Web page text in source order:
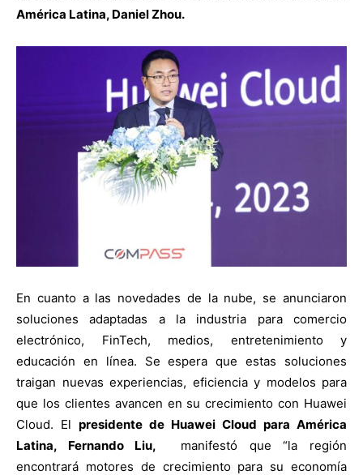
América Latina, Daniel Zhou.
En cuanto a las novedades de la nube, se anunciaron
soluciones adaptadas a la industria para comercio
electrónico, FinTech, medios, entretenimiento y
educación en línea. Se espera que estas soluciones
traigan nuevas experiencias, eficiencia y modelos para
que los clientes avancen en su crecimiento con Huawei
Cloud. El presidente de Huawei Cloud para América
Latina, Fernando Liu, manifestó que “la región
encontrará motores de crecimiento para su economía